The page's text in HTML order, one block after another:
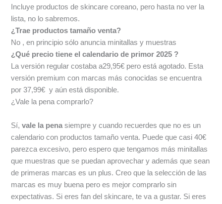
Incluye productos de skincare coreano, pero hasta no ver la
lista, no lo sabremos.
¿Trae productos tamaño venta?
No , en principio sólo anuncia minitallas y muestras
¿Qué precio tiene el calendario de primor 2025 ?
La versión regular costaba a29,95€ pero está agotado. Esta
versión premium con marcas más conocidas se encuentra
por 37,99€ y aún está disponible.
¿Vale la pena comprarlo?
Sí,vale la penasiempre y cuando recuerdes que no es un
calendario con productos tamaño venta. Puede que casi 40€
parezca excesivo, pero espero que tengamos más minitallas
que muestras que se puedan aprovechar y además que sean
de primeras marcas es un plus. Creo que la selección de las
marcas es muy buena pero es mejor comprarlo sin
expectativas. Si eres fan del skincare, te va a gustar. Si eres